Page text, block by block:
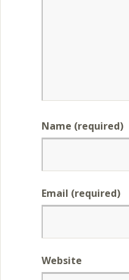
Name (required)
Email (required)
Website